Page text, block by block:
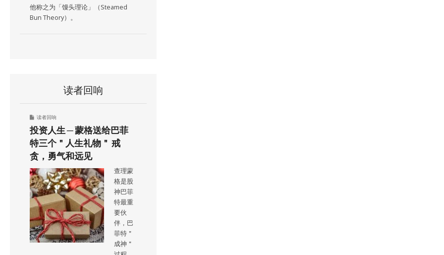
他称之为「馒头理论」（Steamed
Bun Theory）。
读者回响
读者回响
投资人生 ─ 蒙格送给巴菲
特三个＂人生礼物＂ 戒
贪，勇气和远见
查理蒙
格是股
神巴菲
特最重
要伙
伴，巴
菲特＂
成神＂